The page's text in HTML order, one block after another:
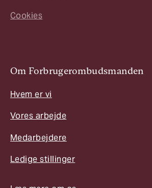
Cookies
Om Forbrugerombudsmanden
Hvem er vi
Vores arbejde
Medarbejdere
Ledige stillinger